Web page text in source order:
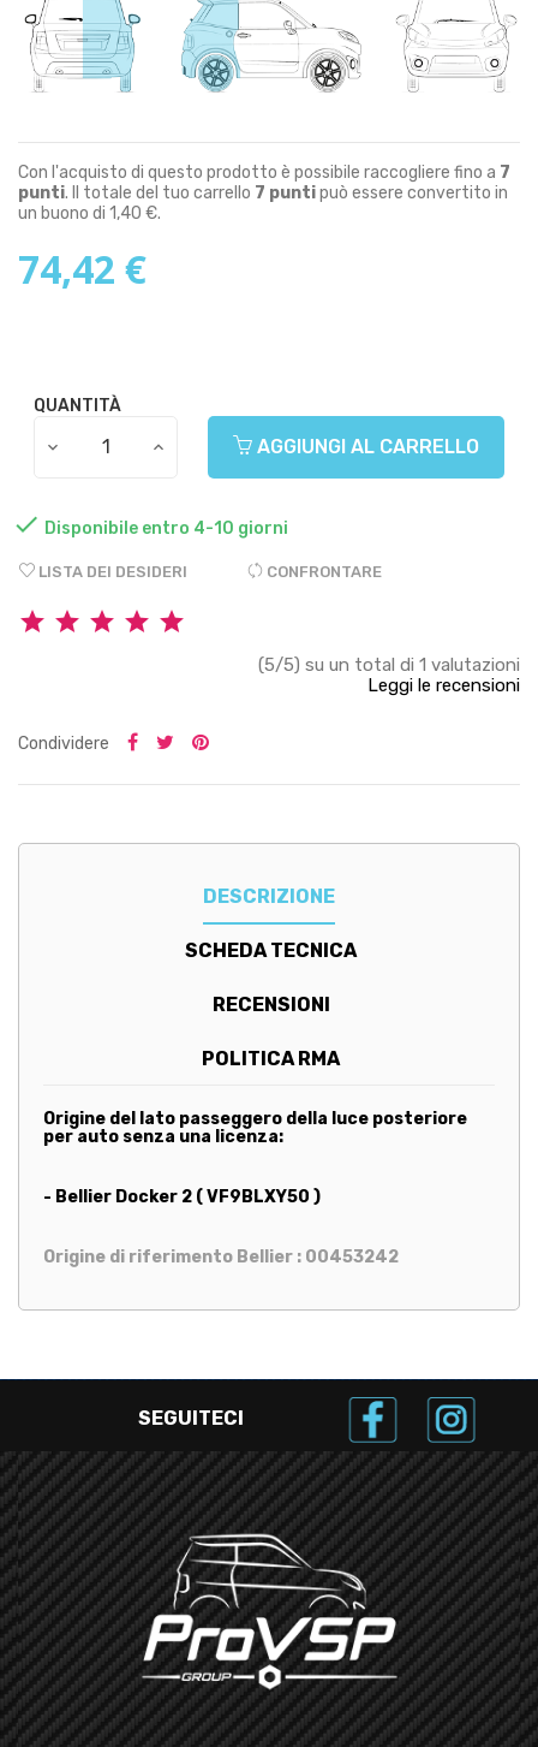
Con l'acquisto di questo prodotto è possibile raccogliere fino a 7
punti. Il totale del tuo carrello 7 puntipuò essere convertito in
un buono di 1,40 €.
74,42 €
QUANTITÀ
AGGIUNGI AL CARRELLO
 Disponibile entro 4-10 giorni
LISTA DEI DESIDERI CONFRONTARE
(5/5) su un total di 1 valutazioni
Leggi le recensioni
Condividere
DESCRIZIONE
SCHEDA TECNICA
RECENSIONI
POLITICA RMA
Origine del lato passeggero della luce posteriore
per auto senza una licenza:
- Bellier Docker 2 ( VF9BLXY50 )
Origine di riferimento Bellier : 00453242
SEGUITECI